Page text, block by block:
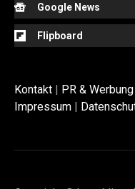
Google News
Flipboard
Kontakt | PR & Werbung
Impressum |